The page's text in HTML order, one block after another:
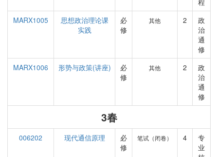
程
MARX1005
思想政治理论课
实践
必
修
其他 2
政
治
通
修
MARX1006
形势与政策(讲座)
必
修
其他 2
政
治
通
修
3春
006202 现代通信原理
必
修
笔试（闭卷） 4
专
业